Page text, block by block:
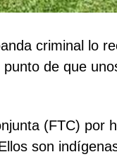
criminal lo
de que
(FTC) por
son